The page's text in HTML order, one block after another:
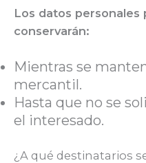
Los datos personales
conservarán:
Mientras se
mercantil.
Hasta que no se
el interesado.
¿A qué destinatarios